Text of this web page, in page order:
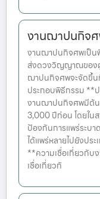
งานฌาปนกิจ
งานฌาปนกิจศพเป็น
ส่งดวงวิญญาณของผู้
ฌาปนกิจศพจะจัดขึ้น
ประกอบพิธีกรรม **
งานฌาปนกิจศพมีต้น
3,000 ปีก่อน โดยใน
ป้องกันการแพร่ระบา
ได้แพร่หลายไปยังประ
**ความเชื่อเกี่ยวกับ
เชื่อเกี่ยวกั